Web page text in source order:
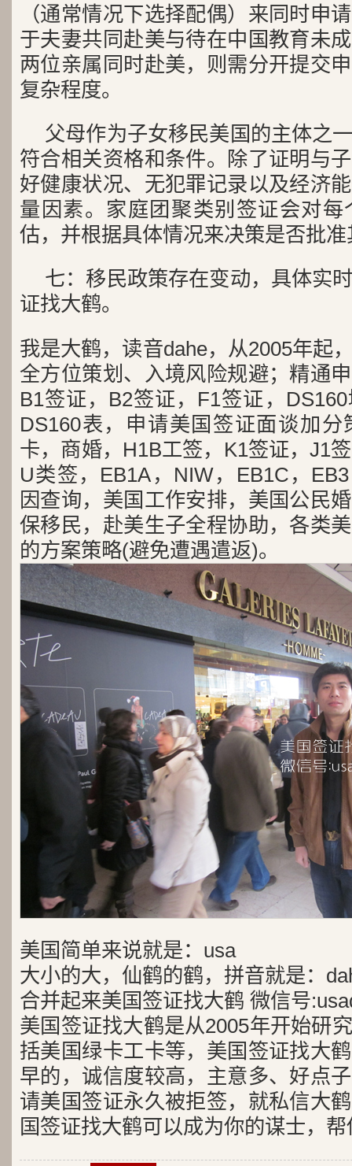
（通常情况下选择配偶）来同时申
于夫妻共同赴美与待在中国教育未
两位亲属同时赴美，则需分开提交
复杂程度。
父母作为子女移民美国的主体之
符合相关资格和条件。除了证明与
好健康状况、无犯罪记录以及经济
量因素。家庭团聚类别签证会对
估，并根据具体情况来决策是否批
七：移民政策存在变动，具体实
证找大鹤。
我是大鹤，读音dahe，从2005年起
全方位策划、入境风险规避；精通
B1签证，B2签证，F1签证，
DS160表，申请美国签证面谈加
卡，商婚，H1B工签，K1签证，J1
U类签，EB1A，NIW，EB1C，
因查询，美国工作安排，美国公民
保移民，赴美生子全程协助，各类
的方案策略(避免遭遇遣返)。
美国简单来说就是：usa
大小的大，仙鹤的鹤，拼音就是：
合并起来美国签证找大鹤 微信号
美国签证找大鹤是从2005年开始研
括美国绿卡工卡等，美国签证找大
早的，诚信度较高，主意多、好点
请美国签证永久被拒签，就私信大
国签证找大鹤可以成为你的谋士，